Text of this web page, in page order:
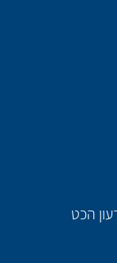
הכט